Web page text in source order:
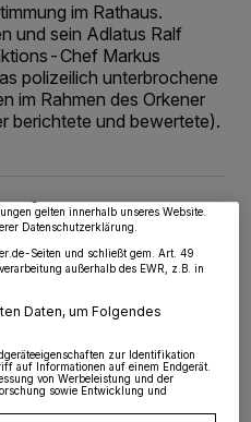
im Rathaus.
und sein Adlatus Ralf
Chef Markus
polizeilich unterbrochene
im Rahmen des Orkener
berichtete und bewertete).
Lesezeit
greifen auf personenbezogene Daten
auf Ihrem Gerät zu. Durch Auswahl
für die unter „Wir und unsere
gelten innerhalb unseres Website.
Datenschutzerklärung.
Seiten und schließt gem. Art. 49
außerhalb des EWR, z.B. in
Daten, um Folgendes
zur Identifikation
auf Informationen auf einem Endgerät.
von Werbeleistung und der
sowie Entwicklung und